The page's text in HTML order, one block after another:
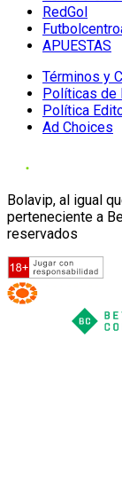
RedGol
APUESTAS
Términos y
Políticas de
Política
Ad Choices
Bolavip, al igual
perteneciente a
reservados